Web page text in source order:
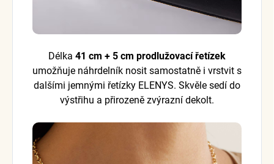
Délka 41 cm + 5 cm prodlužovací řetízek
umožňuje náhrdelník nosit samostatně i vrstvit s
dalšími jemnými řetízky ELENYS. Skvěle sedí do
výstřihu a přirozeně zvýrazní dekolt.